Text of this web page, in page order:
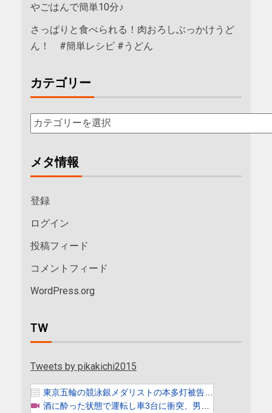
やごはんで簡単10分♪
さっぱりと食べられる！肉おろしぶっかけうど
ん！ #簡単レシピ #うどん
カテゴリー
メタ情報
登録
ログイン
投稿フィード
コメントフィード
WordPress.org
TW
Tweets by pikakichi2015